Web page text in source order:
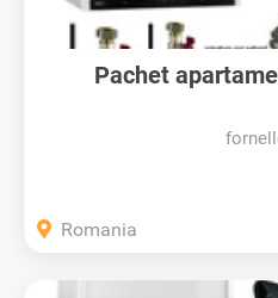
Pachet
Romania